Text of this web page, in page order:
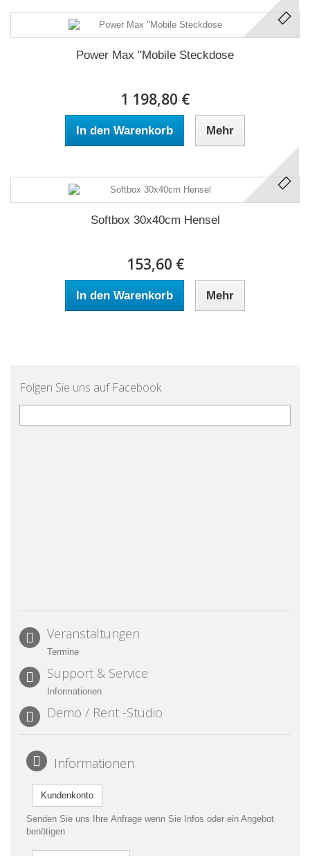
Power Max "Mobile Steckdose
1 198,80 €
In den Warenkorb Mehr
Softbox 30x40cm Hensel
153,60 €
In den Warenkorb Mehr
Folgen Sie uns auf Facebook
Veranstaltungen
Termine
Support & Service
Informationen
Demo / Rent -Studio
Informationen
Kundenkonto
Senden Sie uns Ihre Anfrage wenn Sie Infos oder ein Angebot
benötigen